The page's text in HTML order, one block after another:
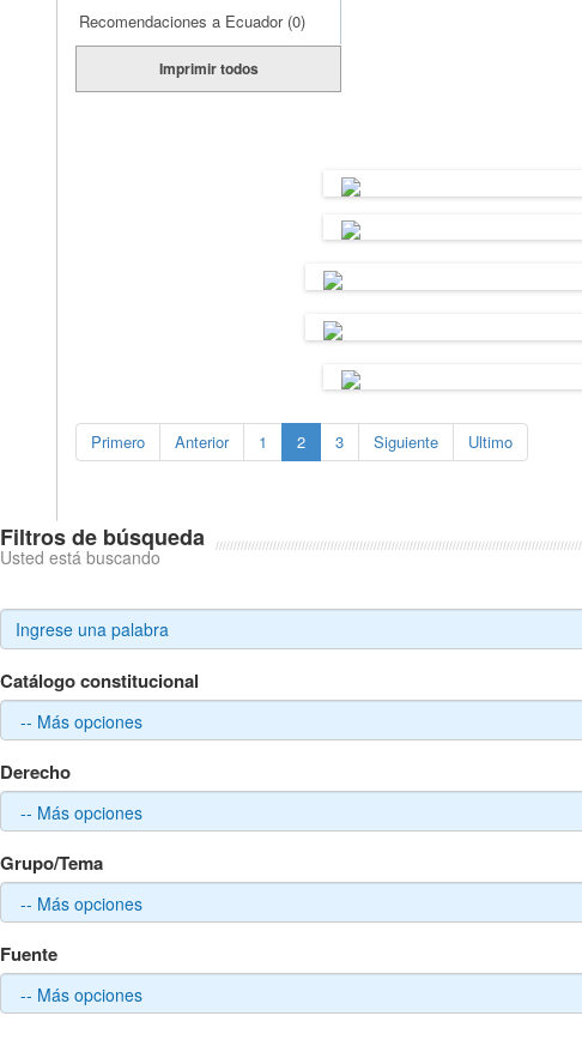
Recomendaciones a Ecuador (0)
Imprimir todos
Primero Anterior 1 2 3 Siguiente Ultimo
Filtros de búsqueda
Usted está buscando
Catálogo constitucional
Derecho
Grupo/Tema
Fuente